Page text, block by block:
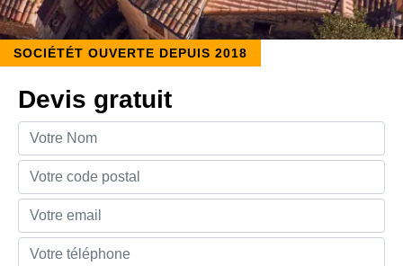
SOCIÉTÉT OUVERTE DEPUIS 2018
Devis gratuit